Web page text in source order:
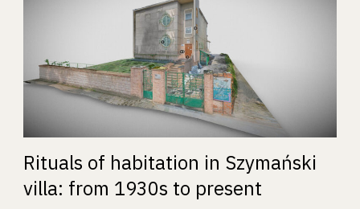
Rituals of habitation in Szymański
villa: from 1930s to present